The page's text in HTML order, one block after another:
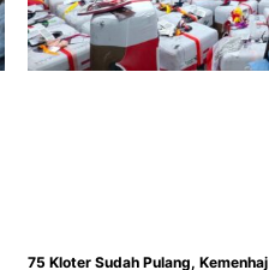
75 Kloter Sudah Pulang, Kemenhaj